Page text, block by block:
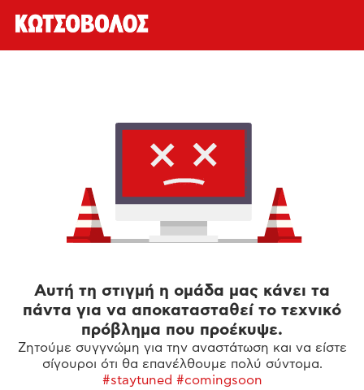
Αυτή τη στιγμή η ομάδα μας κάνει τα
πάντα για να αποκατασταθεί το τεχνικό
πρόβλημα που προέκυψε.
Ζητούμε συγγνώμη για την αναστάτωση και να είστε
σίγουροι ότι θα επανέλθουμε πολύ σύντομα.
#staytuned #comingsoon